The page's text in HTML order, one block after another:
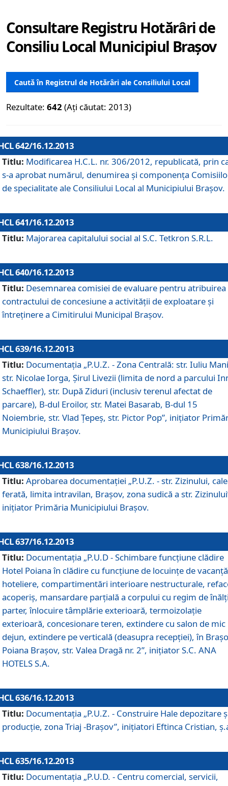
Consultare Registru Hotărâri de
Consiliu Local Municipiul Brașov
Caută în Registrul de Hotărâri ale Consiliului Local
Rezultate: 642 (Ați căutat: 2013)
642/16.12.2013
Titlu: Modificarea H.C.L. nr. 306/2012, republicată, prin
s-a aprobat numărul, denumirea şi componenţa
de specialitate ale Consiliului Local al Municipiului Braşov.
641/16.12.2013
Titlu: Majorarea capitalului social al S.C. Tetkron S.R.L.
640/16.12.2013
Titlu: Desemnarea comisiei de evaluare pentru atribuirea
contractului de concesiune a activităţii de exploatare şi
întreţinere a Cimitirului Municipal Braşov.
639/16.12.2013
Titlu: Documentaţia „P.U.Z. - Zona Centrală: str. Iuliu
str. Nicolae Iorga, Şirul Livezii (limita de nord a parcului
Schaeffler), str. După Ziduri (inclusiv terenul afectat de
parcare), B-dul Eroilor, str. Matei Basarab, B-dul 15
Noiembrie, str. Vlad Ţepeş, str. Pictor Pop”, iniţiator
Municipiului Braşov.
638/16.12.2013
Titlu: Aprobarea documentaţiei „P.U.Z. - str. Zizinului,
ferată, limita intravilan, Braşov, zona sudică a str.
iniţiator Primăria Municipiului Braşov.
637/16.12.2013
Titlu: Documentaţia „P.U.D - Schimbare funcţiune clădire
Hotel Poiana în clădire cu funcţiune de locuinţe de
hoteliere, compartimentări interioare nestructurale,
acoperiş, mansardare parţială a corpului cu regim de
parter, înlocuire tâmplărie exterioară, termoizolaţie
exterioară, concesionare teren, extindere cu salon de mic
dejun, extindere pe verticală (deasupra recepţiei), în
Poiana Braşov, str. Valea Dragă nr. 2”, iniţiator S.C. ANA
HOTELS S.A.
636/16.12.2013
Titlu: Documentaţia „P.U.Z. - Construire Hale depozitare
producţie, zona Triaj -Braşov”, iniţiatori Eftinca Cristian,
635/16.12.2013
Titlu: Documentaţia „P.U.D. - Centru comercial, servicii,